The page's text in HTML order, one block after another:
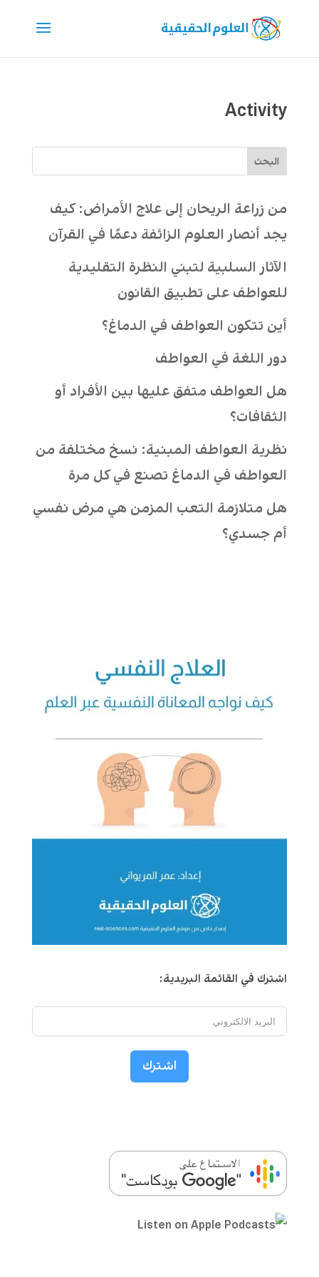
Activity
البحث
من زراعة الريحان إلى علاج الأمراض: كيف
يجد أنصار العلوم الزائفة دعمًا في القرآن
الآثار السلبية لتبني النظرة التقليدية
للعواطف على تطبيق القانون
أين تتكون العواطف في الدماغ؟
دور اللغة في العواطف
هل العواطف متفق عليها بين الأفراد أو
الثقافات؟
نظرية العواطف المبنية: نسخ مختلفة من
العواطف في الدماغ تصنع في كل مرة
هل متلازمة التعب المزمن هي مرض نفسي
أم جسدي؟
اشترك في القائمة البريدية:
اشترك